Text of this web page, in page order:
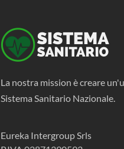
La nostra mission è creare
Sistema Sanitario Nazionale.
Eureka Intergroup Srls